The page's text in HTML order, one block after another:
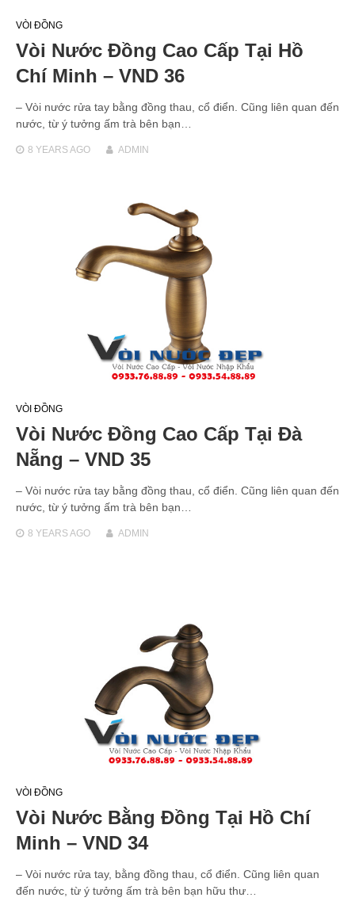
VÒI ĐỒNG
Vòi Nước Đồng Cao Cấp Tại Hồ
Chí Minh – VND 36
– Vòi nước rửa tay bằng đồng thau, cổ điển. Cũng liên quan đến
nước, từ ý tưởng ấm trà bên bạn…
8 YEARSAGO ADMIN
VÒI ĐỒNG
Vòi Nước Đồng Cao Cấp Tại Đà
Nẵng – VND 35
– Vòi nước rửa tay bằng đồng thau, cổ điển. Cũng liên quan đến
nước, từ ý tưởng ấm trà bên bạn…
8 YEARSAGO ADMIN
VÒI ĐỒNG
Vòi Nước Bằng Đồng Tại Hồ Chí
Minh – VND 34
– Vòi nước rửa tay, bằng đồng thau, cổ điển. Cũng liên quan
đến nước, từ ý tưởng ấm trà bên bạn hữu thư…